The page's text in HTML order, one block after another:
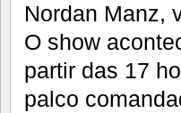
Nordan Manz,
O show
partir das 17
palco